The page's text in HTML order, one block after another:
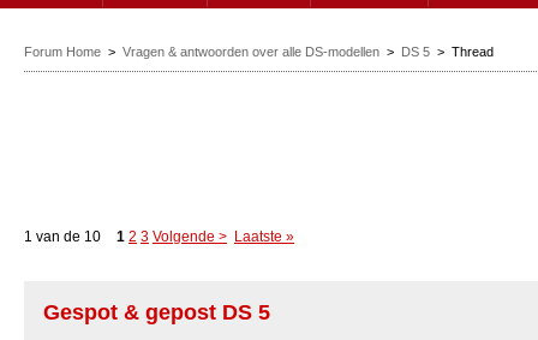
Forum Home > Vragen & antwoorden over alle DS-modellen > DS 5 > Thread
1 van de 10 1 2 3 Volgende > Laatste »
Gespot & gepost DS 5